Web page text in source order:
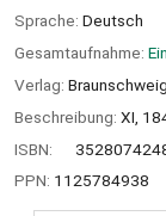
Sprache: Deutsch
Gesamtaufnahme:
Verlag:
Beschreibung: XI,
ISBN:
PPN: 1125784938